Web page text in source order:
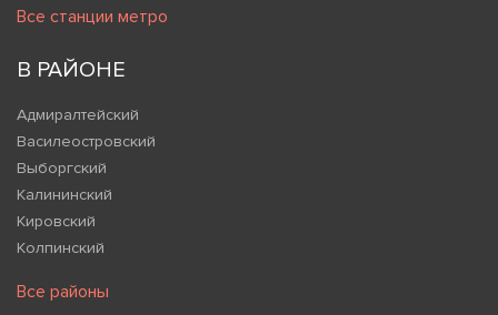
Все станции метро
В РАЙОНЕ
Адмиралтейский
Василеостровский
Выборгский
Калининский
Кировский
Колпинский
Все районы